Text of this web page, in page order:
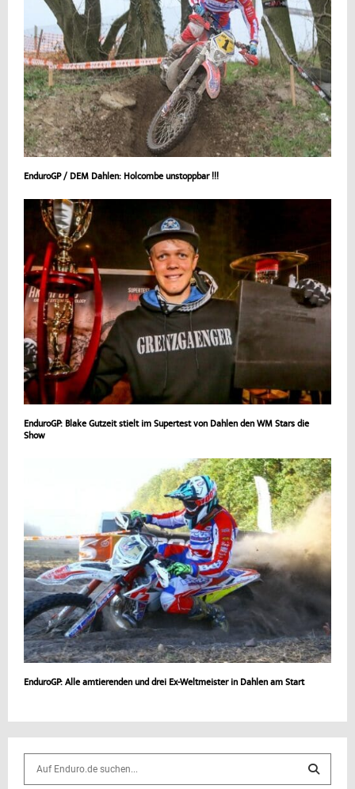
EnduroGP / DEM Dahlen: Holcombe unstoppbar !!!
EnduroGP: Blake Gutzeit stielt im Supertest von Dahlen den WM Stars die
Show
EnduroGP: Alle amtierenden und drei Ex-Weltmeister in Dahlen am Start